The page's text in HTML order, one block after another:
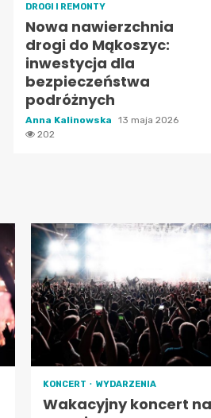
DROGI I REMONTY
Nowa nawierzchnia
drogi do Mąkoszyc:
inwestycja dla
bezpieczeństwa
podróżnych
Anna Kalinowska
13 maja 2026
202
KONCERT WYDARZENIA
Wakacyjny koncert na